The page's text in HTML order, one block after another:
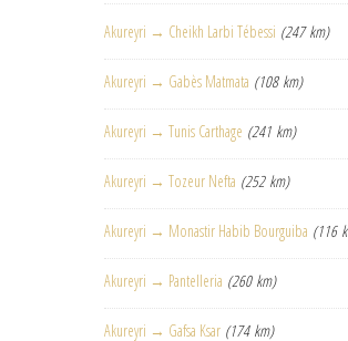
Akureyri → Cheikh Larbi Tébessi (247 km)
Akureyri → Gabès Matmata (108 km)
Akureyri → Tunis Carthage (241 km)
Akureyri → Tozeur Nefta (252 km)
Akureyri → Monastir Habib Bourguiba (116
Akureyri → Pantelleria (260 km)
Akureyri → Gafsa Ksar (174 km)